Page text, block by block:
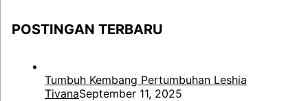
POSTINGAN TERBARU
Tumbuh Kembang Pertumbuhan Leshia
TivanaSeptember 11, 2025